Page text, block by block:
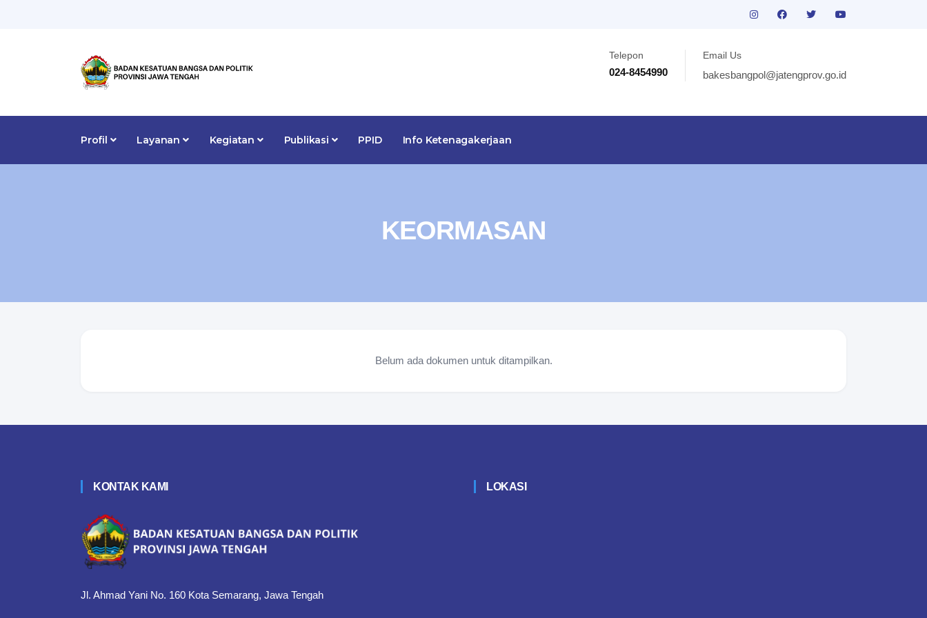
Telepon
024-8454990
Email Us
bakesbangpol@jatengprov.go.id
Profil Layanan Kegiatan Publikasi PPID Info Ketenagakerjaan
KEORMASAN
Belum ada dokumen untuk ditampilkan.
KONTAK KAMI
Jl. Ahmad Yani No. 160 Kota Semarang, Jawa Tengah
LOKASI